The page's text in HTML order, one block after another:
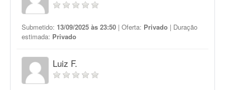
Submetido: 13/09/2025 às 23:50 | Oferta: Privado | Duração
estimada: Privado
Luiz F.